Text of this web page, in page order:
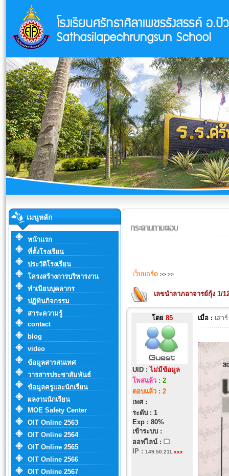
เมนูหลัก
หน้าแรก
ที่ตั้งโรงเรียน
ประวัติโรงเรียน
โครงสร้างการบริหารงาน
ทำเนียบบุคลากร
ปฏิทินกิจกรรม
สาระความรู้
contact
blog
video
ข้อมูลสารสนเทศ
วารสารประชาสัมพันธ์
ข้อมูลครูและนักเรียน
ผลงานนักเรียน
MOE Safety Center
OIT Online 2563
OIT Online 2564
OIT Online 2565
OIT Online 2566
OIT Online 2567
เว็บบอร์ด >> >>
เลขนำลาภอาจารย์กุ้ง 1/
โดย 85
UID :ไม่มีข้อมูล
โพสแล้ว: 2
ตอบแล้ว: 2
เพศ :
ระดับ : 1
Exp : 80%
เข้าระบบ :
ออฟไลน์ :
IP : 149.50.211. xxx
เมื่อ : เสา